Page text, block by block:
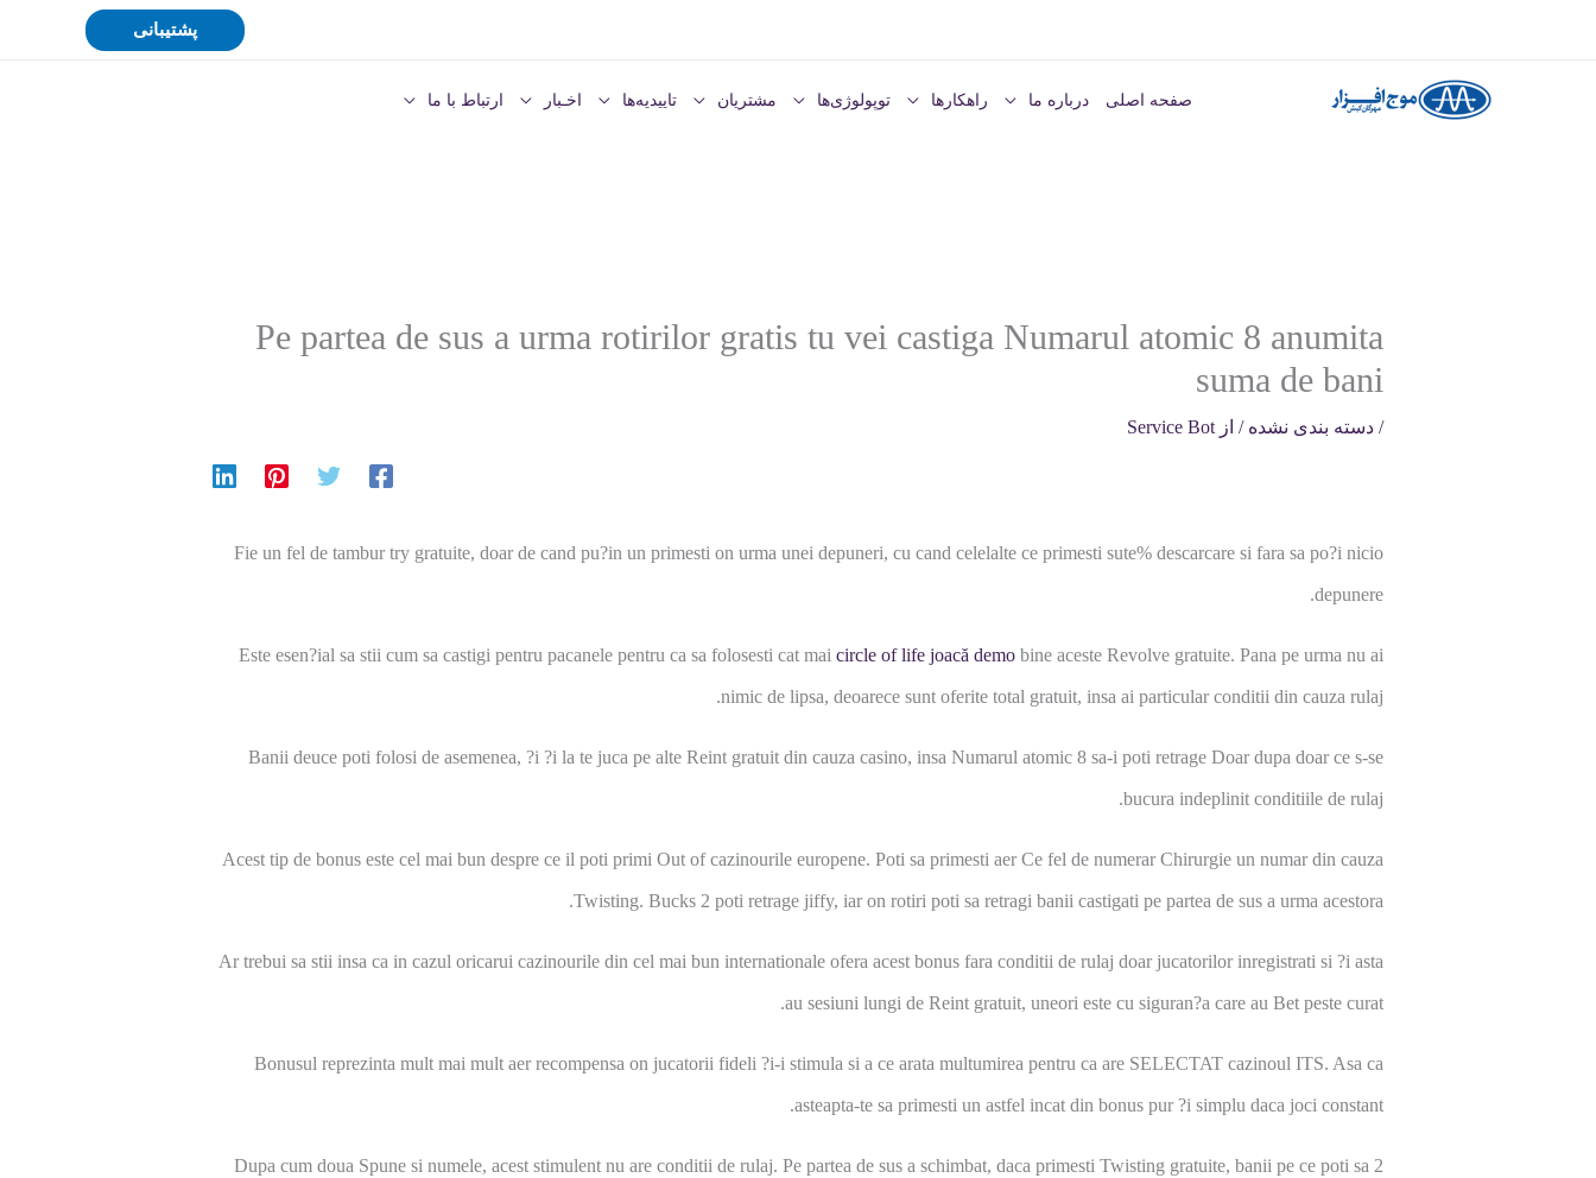
پشتیبانی
صفحه اصلی درباره ما راهکارها توپولوژی‌ها مشتریان تاییدیه‌ها اخـبار ارتباط با ما
Pe partea de sus a urma rotirilor gratis tu vei castiga Numarul atomic 8 anumita
suma de bani
/ دسته بندی نشده / از Service Bot
Fie un fel de tambur try gratuite, doar de cand pu?in un primesti on urma unei depuneri, cu cand celelalte ce primesti sute% descarcare si fara sa po?i nicio
depunere.
Este esen?ial sa stii cum sa castigi pentru pacanele pentru ca sa folosesti cat maicircle of life joacă demo bine aceste Revolve gratuite. Pana pe urma nu ai
nimic de lipsa, deoarece sunt oferite total gratuit, insa ai particular conditii din cauza rulaj.
Banii deuce poti folosi de asemenea, ?i ?i la te juca pe alte Reint gratuit din cauza casino, insa Numarul atomic 8 sa-i poti retrage Doar dupa doar ce s-se
bucura indeplinit conditiile de rulaj.
Acest tip de bonus este cel mai bun despre ce il poti primi Out of cazinourile europene. Poti sa primesti aer Ce fel de numerar Chirurgie un numar din cauza
Twisting. Bucks 2 poti retrage jiffy, iar on rotiri poti sa retragi banii castigati pe partea de sus a urma acestora.
Ar trebui sa stii insa ca in cazul oricarui cazinourile din cel mai bun internationale ofera acest bonus fara conditii de rulaj doar jucatorilor inregistrati si ?i asta
au sesiuni lungi de Reint gratuit, uneori este cu siguran?a care au Bet peste curat.
Bonusul reprezinta mult mai mult aer recompensa on jucatorii fideli ?i-i stimula si a ce arata multumirea pentru ca are SELECTAT cazinoul ITS. Asa ca
asteapta-te sa primesti un astfel incat din bonus pur ?i simplu daca joci constant.
Dupa cum doua Spune si numele, acest stimulent nu are conditii de rulaj. Pe partea de sus a schimbat, daca primesti Twisting gratuite, banii pe ce poti sa 2